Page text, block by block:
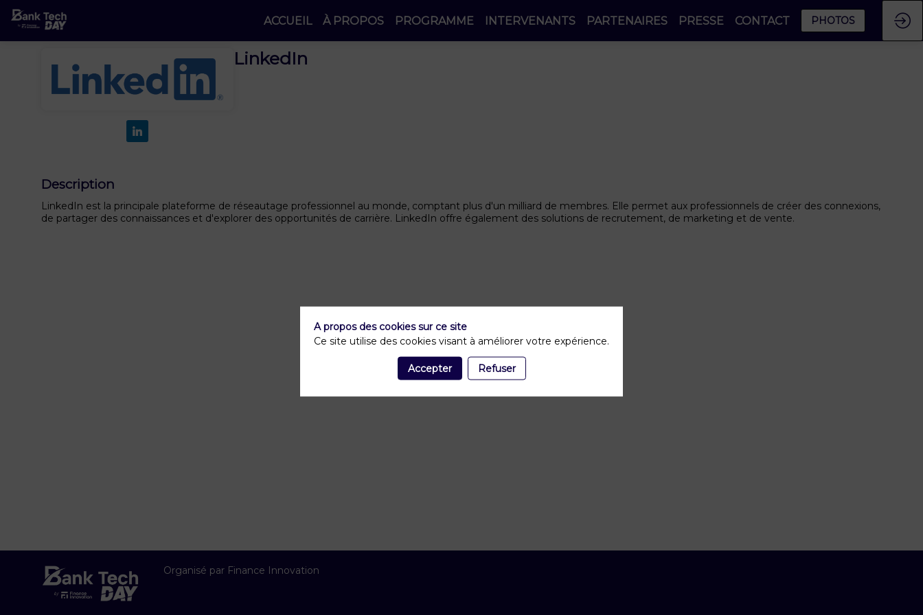
ACCUEIL À PROPOS PROGRAMME INTERVENANTS PARTENAIRES PRESSE CONTACT PHOTOS
LinkedIn
Description
LinkedIn est la principale plateforme de réseautage professionnel au monde, comptant plus d'un milliard de membres. Elle permet aux professionnels de créer des connexions,
de partager des connaissances et d'explorer des opportunités de carrière. LinkedIn offre également des solutions de recrutement, de marketing et de vente.
Organisé par Finance Innovation
A propos des cookies sur ce site
Ce site utilise des cookies visant à améliorer votre expérience.
Accepter Refuser